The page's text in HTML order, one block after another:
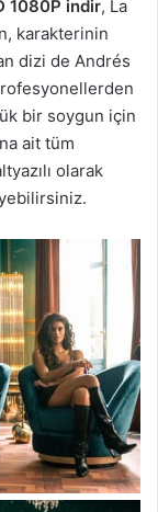
1080P indir, La
karakterinin
dizi de Andrés
bir soygun için
ait tüm
olarak